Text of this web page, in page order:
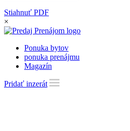
Stiahnuť PDF
×
Ponuka bytov
ponuka prenájmu
Magazín
Pridať inzerát